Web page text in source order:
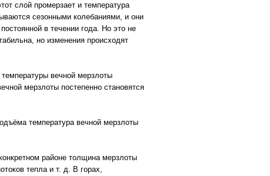
слой промерзает и температура
сезонными колебаниями, и они
в течении года. Но это не
но изменения происходят
вечной мерзлоты
мерзлоты постепенно становятся
температура вечной мерзлоты
районе толщина мерзлоты
тепла и т. д. В горах,